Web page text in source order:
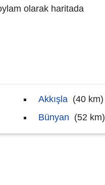
olarak haritada
Akkışla (40 km)
Bünyan (52 km)